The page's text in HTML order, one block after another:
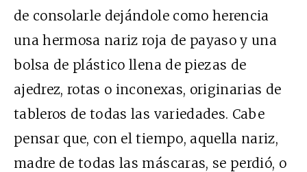
de consolarle dejándole como herencia
una hermosa nariz roja de payaso y una
bolsa de plástico llena de piezas de
ajedrez, rotas o inconexas, originarias de
tableros de todas las variedades. Cabe
pensar que, con el tiempo, aquella nariz,
madre de todas las máscaras, se perdió, o